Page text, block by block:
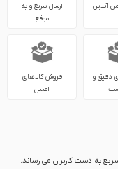
آنلاین
ارسال سریع و به
موقع
دقیق و
فروش کالاهای
اصیل
سریع به دست کاربران می رساند.